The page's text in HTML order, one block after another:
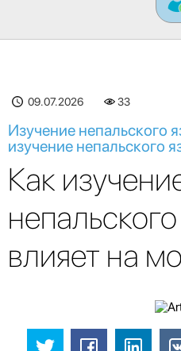
09.07.2026 33
Изучение непальского
изучение непальского
Как
влияет на